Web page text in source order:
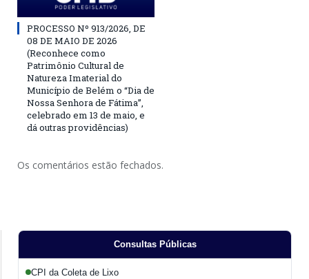
PROCESSO Nº 913/2026, DE
08 DE MAIO DE 2026
(Reconhece como
Patrimônio Cultural de
Natureza Imaterial do
Município de Belém o “Dia de
Nossa Senhora de Fátima”,
celebrado em 13 de maio, e
dá outras providências)
Os comentários estão fechados.
Consultas Públicas
CPI da Coleta de Lixo